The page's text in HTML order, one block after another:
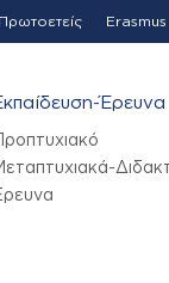
Erasmus
Έρευνα